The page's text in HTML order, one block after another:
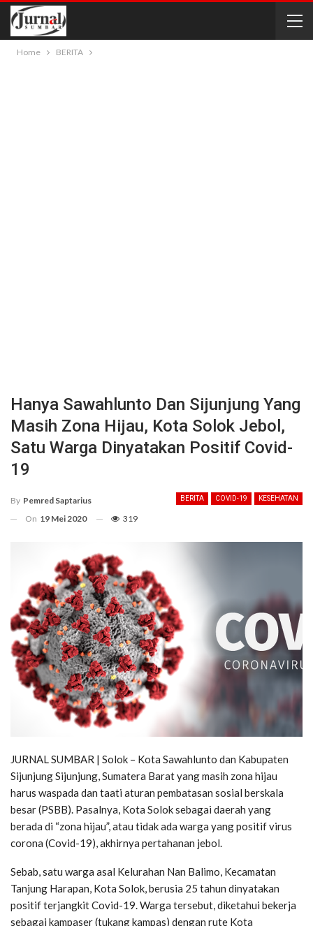
Home BERITA
Hanya Sawahlunto Dan Sijunjung Yang
Masih Zona Hijau, Kota Solok Jebol,
Satu Warga Dinyatakan Positif Covid-
19
BERITA COVID-19 KESEHATAN
By Pemred Saptarius
On 19 Mei 2020 319
JURNAL SUMBAR | Solok – Kota Sawahlunto dan Kabupaten
Sijunjung Sijunjung, Sumatera Barat yang masih zona hijau
harus waspada dan taati aturan pembatasan sosial berskala
besar (PSBB). Pasalnya, Kota Solok sebagai daerah yang
berada di “zona hijau”, atau tidak ada warga yang positif virus
corona (Covid-19), akhirnya pertahanan jebol.
Sebab, satu warga asal Kelurahan Nan Balimo, Kecamatan
Tanjung Harapan, Kota Solok, berusia 25 tahun dinyatakan
positif terjangkit Covid-19. Warga tersebut, diketahui bekerja
sebagai kampaser (tukang kampas) dengan rute Kota